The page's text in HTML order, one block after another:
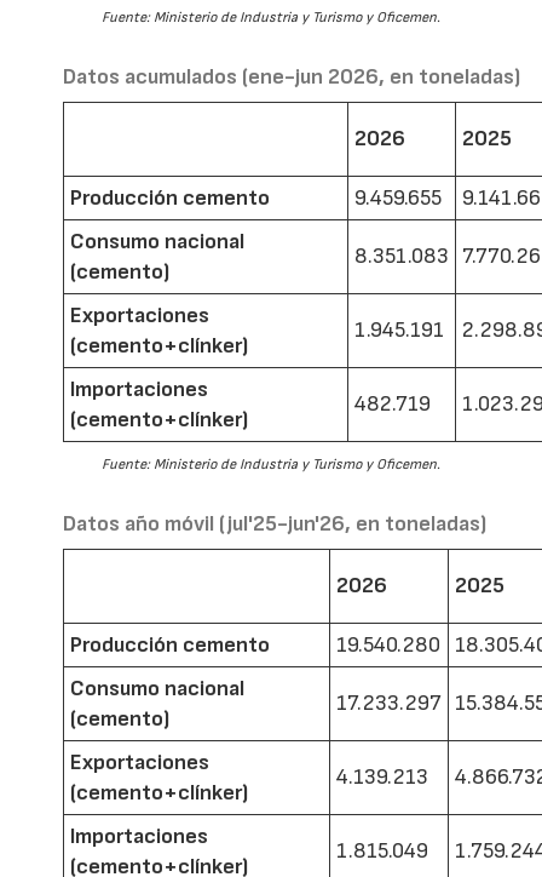
Fuente: Ministerio de Industria y Turismo y Oficemen.
Datos acumulados (ene-jun 2026, en toneladas)
2026 2025
Producción cemento 9.459.655
Consumo nacional
(cemento)
8.351.083
Exportaciones
(cemento+clínker)
1.945.191
Importaciones
(cemento+clínker)
482.719
Fuente: Ministerio de Industria y Turismo y Oficemen.
Datos año móvil (jul'25-jun'26, en toneladas)
2026 2025
Producción cemento 19.540.280
Consumo nacional
(cemento)
17.233.297
Exportaciones
(cemento+clínker)
4.139.213
Importaciones
(cemento+clínker)
1.815.049